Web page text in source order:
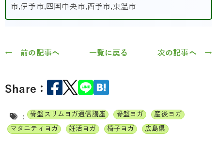
市,伊予市,四国中央市,西予市,東温市
← 前の記事へ 一覧に戻る 次の記事へ →
Share：
: 骨盤スリムヨガ通信講座 骨盤ヨガ
産後ヨガ
マタニティヨガ
妊活ヨガ 椅子ヨガ 広島県